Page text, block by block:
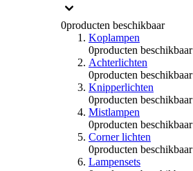
0producten beschikbaar
Koplampen
0producten beschikbaar
Achterlichten
0producten beschikbaar
Knipperlichten
0producten beschikbaar
Mistlampen
0producten beschikbaar
Corner lichten
0producten beschikbaar
Lampensets